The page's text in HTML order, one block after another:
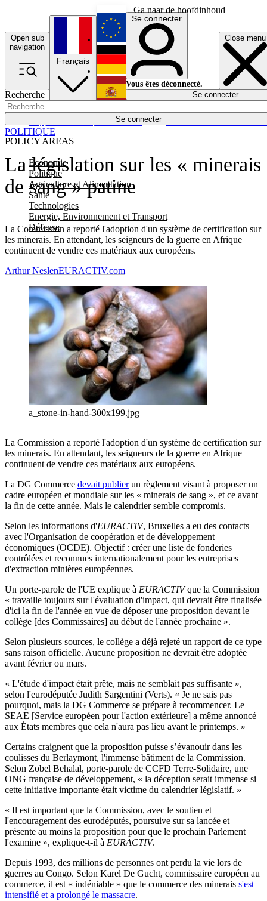
Ga naar de hoofdinhoud
Open sub
navigation
Close menu
Recherche
Se connecter
POLICY AREAS
Economie
Politique
Agriculture et Alimentation
Santé
Technologies
Energie, Environnement et Transport
Défense
Économie
Français
English
Deutsch
Español
Se connecter
Vous êtes déconnecté.
Se connecter
La législation sur les « minerais
de sang » patine
La Commission a reporté l'adoption d'un système de certification sur
les minerais. En attendant, les seigneurs de la guerre en Afrique
continuent de vendre ces matériaux aux européens.
POLITIQUE
Arthur NeslenEURACTIV.com
a_stone-in-hand-300x199.jpg
La Commission a reporté l'adoption d'un système de certification sur
les minerais. En attendant, les seigneurs de la guerre en Afrique
continuent de vendre ces matériaux aux européens.
La DG Commerce devait publierun règlement visant à proposer un
cadre européen et mondiale sur les « minerais de sang », et ce avant
la fin de cette année. Mais le calendrier semble compromis.
Selon les informations d'EURACTIV, Bruxelles a eu des contacts
avec l'Organisation de coopération et de développement
économiques (OCDE). Objectif : créer une liste de fonderies
contrôlées et reconnues internationalement pour les entreprises
d'extraction minières européennes.
Un porte-parole de l'UE explique à EURACTIVque la Commission
« travaille toujours sur l'évaluation d'impact, qui devrait être finalisée
d'ici la fin de l'année en vue de déposer une proposition devant le
collège [des Commissaires] au début de l'année prochaine ».
Selon plusieurs sources, le collège a déjà rejeté un rapport de ce type
sans raison officielle. Aucune proposition ne devrait être adoptée
avant février ou mars.
« L'étude d'impact était prête, mais ne semblait pas suffisante »,
selon l'eurodéputée Judith Sargentini (Verts). « Je ne sais pas
pourquoi, mais la DG Commerce se prépare à recommencer. Le
SEAE [Service européen pour l'action extérieure] a même annoncé
aux États membres que cela n'aura pas lieu avant le printemps. »
Certains craignent que la proposition puisse s’évanouir dans les
coulisses du Berlaymont, l'immense bâtiment de la Commission.
Selon Zobel Behalal, porte-parole de CCFD Terre-Solidaire, une
ONG française de développement, « la déception serait immense si
cette initiative importante était victime du calendrier législatif. »
« Il est important que la Commission, avec le soutien et
l'encouragement des eurodéputés, poursuive sur sa lancée et
présente au moins la proposition pour que le prochain Parlement
l'examine », explique-t-il à EURACTIV.
Depuis 1993, des millions de personnes ont perdu la vie lors de
guerres au Congo. Selon Karel De Gucht, commissaire européen au
commerce, il est « indéniable » que le commerce des minerais s'est
intensifié et a prolongé le massacre.